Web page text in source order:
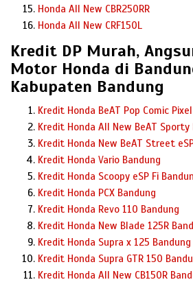
Honda All New CBR250RR
Honda All New CRF150L
Kredit DP Murah,
Motor Honda di
Kabupaten Bandung
Kredit Honda BeAT Pop Comic
Kredit Honda All New BeAT Sporty
Kredit Honda New BeAT Street
Kredit Honda Vario Bandung
Kredit Honda Scoopy eSP Fi
Kredit Honda PCX Bandung
Kredit Honda Revo 110 Bandung
Kredit Honda New Blade 125R
Kredit Honda Supra x 125 Bandung
Kredit Honda Supra GTR 150
Kredit Honda All New CB150R